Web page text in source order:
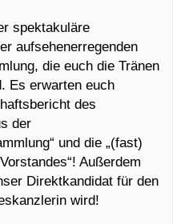
spektakuläre
aufsehenerregenden
die euch die Tränen
Es erwarten euch
des
der
und die „(fast)
Außerdem
Direktkandidat für den
wird!